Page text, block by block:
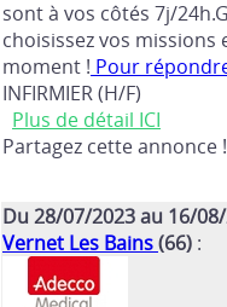
sont à vos côtés 7j/
choisissez vos
moment ! Pour
INFIRMIER (H/F)
Plus de détail ICI
Partagez cette annonce
Du 28/07/2023 au 16/
Vernet Les Bains(66) :